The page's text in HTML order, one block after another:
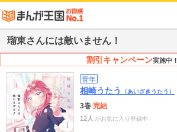
瑠東さんには敵いません！
割引キャンペーン実施中！
青年
相崎うたう （あいざきうたう）
3巻 完結
12人 がお気に入り登録中